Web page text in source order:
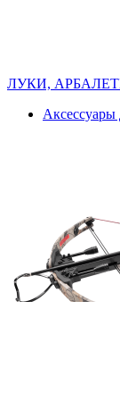
ЛУКИ,
Аксессуары